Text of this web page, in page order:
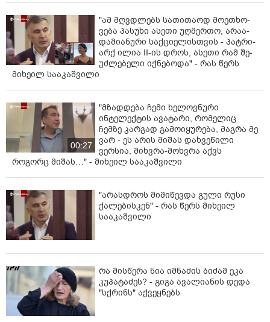
"ამ მღვდლებს სა­თი­თა­ოდ მო­ე­თხო­
ვე­ბა პა­სუ­ხი ასე­თი უღ­მერ­თო, არა­ა­
და­მი­ა­ნუ­რი საქ­ცი­ე­ლის­თვის - პატ­რი­
არქ ილია II-ის დროს, ასე­თი რამ შე­
უძ­ლე­ბე­ლი იქ­ნე­ბო­და" - რას წერს
მიხეილ სააკაშვილი
00:27
"მზადდება ჩემი ხელოვნური
ინტელექტის ავატარი, რომელიც
ჩემზე კარგად გამოიყურება, მაგრა მე
ვარ - ეს არის მიშას დახვეწილი
ვერსია, მიხვრა-მოხვრა აქვს
როგორც მიშას…" - მიხეილ სააკაშვილი
"არასდროს მიმიწევდა გული რუსი
ქალებისკენ" - რას წერს მიხეილ
სააკაშვილი
რა მისწერა ნია იმნაძის ბიძამ ეკა
კუპატაძეს? - გიგა ავალიანის დედა
"სქრინს" აქვეყნებს